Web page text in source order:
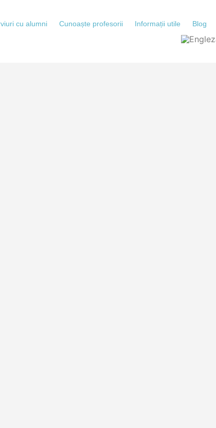
cu alumni Cunoaște profesorii Informații utile Blog